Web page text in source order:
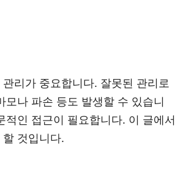
리가 중요합니다. 잘못된 관리로
나 파손 등도 발생할 수 있습니
인 접근이 필요합니다. 이 글에서
것입니다.